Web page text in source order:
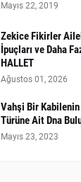
Mayıs 22, 2019
Zekice Fikirler
İpuçları ve Daha
HALLET
Ağustos 01, 2026
Vahşi Bir
Türüne Ait Dna
Mayıs 23, 2023